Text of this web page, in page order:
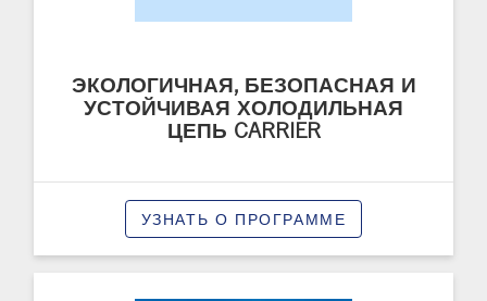
ЭКОЛОГИЧНАЯ, БЕЗОПАСНАЯ И
УСТОЙЧИВАЯ ХОЛОДИЛЬНАЯ
ЦЕПЬ CARRIER
УЗНАТЬ О ПРОГРАММЕ